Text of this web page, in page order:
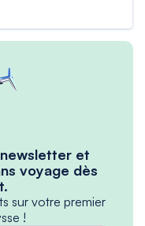
et
voyage dès
sur votre premier
!